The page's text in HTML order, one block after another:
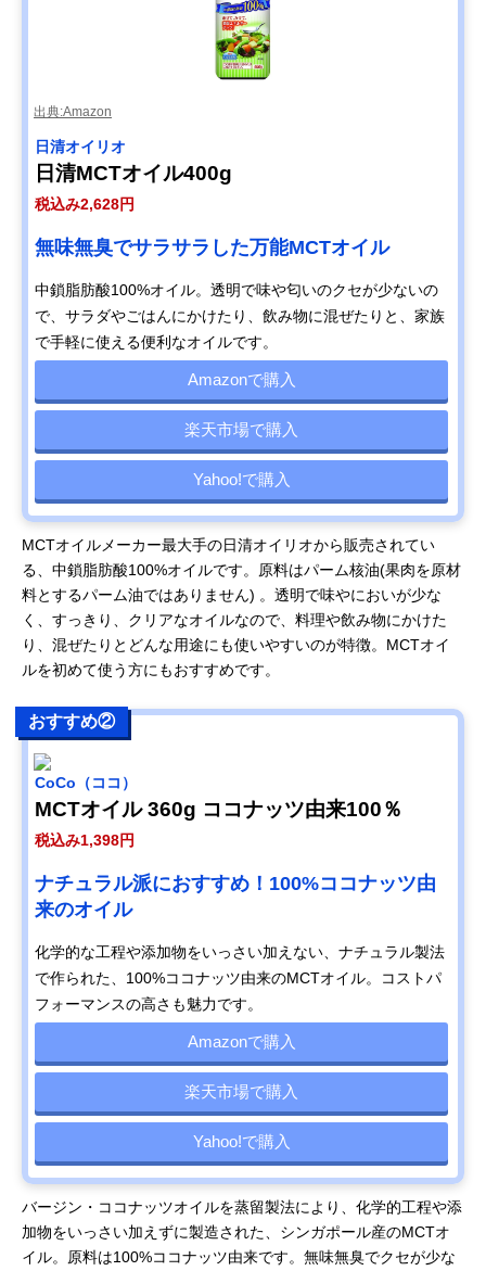
出典:Amazon
日清オイリオ
日清MCTオイル400g
税込み2,628円
無味無臭でサラサラした万能MCTオイル
中鎖脂肪酸100%オイル。透明で味や匂いのクセが少ないの
で、サラダやごはんにかけたり、飲み物に混ぜたりと、家族
で手軽に使える便利なオイルです。
Amazonで購入
楽天市場で購入
Yahoo!で購入
MCTオイルメーカー最大手の日清オイリオから販売されてい
る、中鎖脂肪酸100%オイルです。原料はパーム核油(果肉を原材
料とするパーム油ではありません) 。透明で味やにおいが少な
く、すっきり、クリアなオイルなので、料理や飲み物にかけた
り、混ぜたりとどんな用途にも使いやすいのが特徴。MCTオイ
ルを初めて使う方にもおすすめです。
おすすめ②
CoCo（ココ）
MCTオイル 360g ココナッツ由来100％
税込み1,398円
ナチュラル派におすすめ！100%ココナッツ由
来のオイル
化学的な工程や添加物をいっさい加えない、ナチュラル製法
で作られた、100%ココナッツ由来のMCTオイル。コストパ
フォーマンスの高さも魅力です。
Amazonで購入
楽天市場で購入
Yahoo!で購入
バージン・ココナッツオイルを蒸留製法により、化学的工程や添
加物をいっさい加えずに製造された、シンガポール産のMCTオ
イル。原料は100%ココナッツ由来です。無味無臭でクセが少な